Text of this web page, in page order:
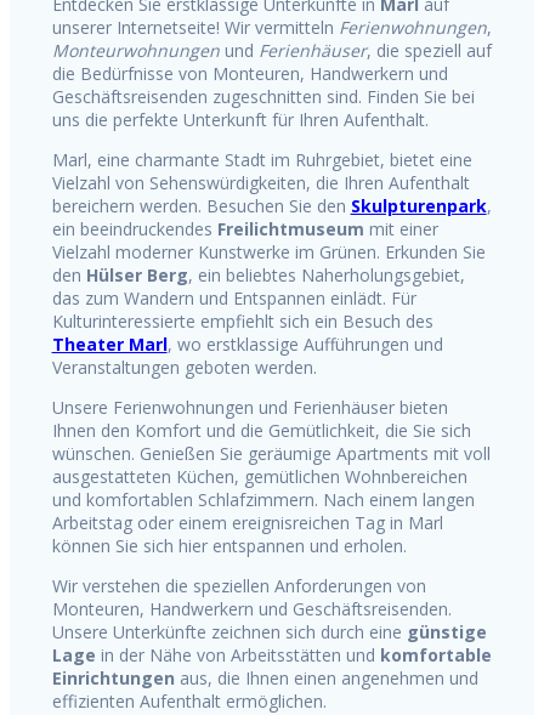
unserer Internetseite! Wir vermitteln Ferienwohnungen,
Monteurwohnungenund Ferienhäuser, die speziell auf
die Bedürfnisse von Monteuren, Handwerkern und
Geschäftsreisenden zugeschnitten sind. Finden Sie bei
uns die perfekte Unterkunft für Ihren Aufenthalt.
Marl, eine charmante Stadt im Ruhrgebiet, bietet eine
Vielzahl von Sehenswürdigkeiten, die Ihren Aufenthalt
bereichern werden. Besuchen Sie den Skulpturenpark,
ein beeindruckendes Freilichtmuseum mit einer
Vielzahl moderner Kunstwerke im Grünen. Erkunden Sie
den Hülser Berg, ein beliebtes Naherholungsgebiet,
das zum Wandern und Entspannen einlädt. Für
Kulturinteressierte empfiehlt sich ein Besuch des
Theater Marl, wo erstklassige Aufführungen und
Veranstaltungen geboten werden.
Unsere Ferienwohnungen und Ferienhäuser bieten
Ihnen den Komfort und die Gemütlichkeit, die Sie sich
wünschen. Genießen Sie geräumige Apartments mit voll
ausgestatteten Küchen, gemütlichen Wohnbereichen
und komfortablen Schlafzimmern. Nach einem langen
Arbeitstag oder einem ereignisreichen Tag in Marl
können Sie sich hier entspannen und erholen.
Wir verstehen die speziellen Anforderungen von
Monteuren, Handwerkern und Geschäftsreisenden.
Unsere Unterkünfte zeichnen sich durch eine günstige
Lage in der Nähe von Arbeitsstätten und komfortable
Einrichtungen aus, die Ihnen einen angenehmen und
effizienten Aufenthalt ermöglichen.